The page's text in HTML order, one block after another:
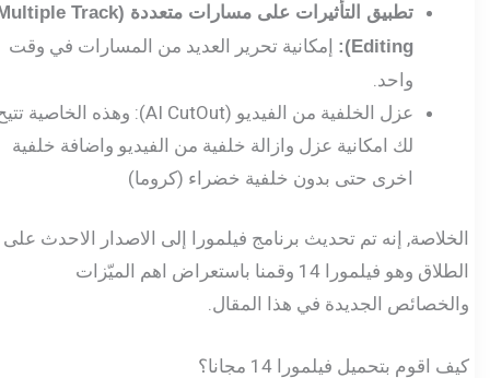
تطبيق التأثيرات على مسارات متعددة (Multiple Track
Editing):
إمكانية تحرير العديد من المسارات في وقت
واحد.
عزل الخلفية من الفيديو (AI CutOut): وهذه الخاصية تتيح
لك امكانية عزل وازالة خلفية من الفيديو واضافة خلفية
اخرى حتى بدون خلفية خضراء (كروما)
الخلاصة, إنه تم تحديث برنامج فيلمورا إلى الاصدار الاحدث على
الطلاق وهو فيلمورا 14 وقمنا باستعراض اهم الميّزات
والخصائص الجديدة في هذا المقال.
كيف اقوم بتحميل فيلمورا 14 مجانا؟